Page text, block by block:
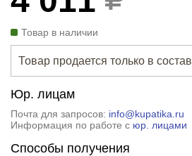
Товар в наличии
Товар продается только в
Юр. лицам
Почта для запросов: info@kupatika.ru
Информация по работе с юр. лицами
Способы получения